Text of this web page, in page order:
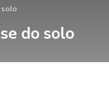
solo
do solo